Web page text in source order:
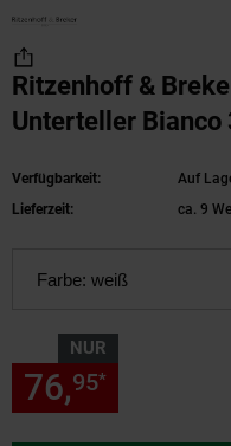
Ritzenhoff &
Unterteller Bianco
Verfügbarkeit:
Auf
Lieferzeit:
ca. 9
Farbe: weiß
NUR
76,95*